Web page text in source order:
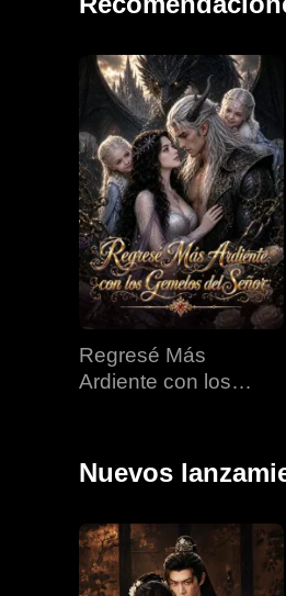
Regresé Más
Ardiente con los
Nuevos